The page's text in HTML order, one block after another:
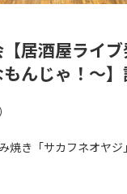
【居酒屋ライ
んじゃ！〜】
焼き「サカフネオヤジ」